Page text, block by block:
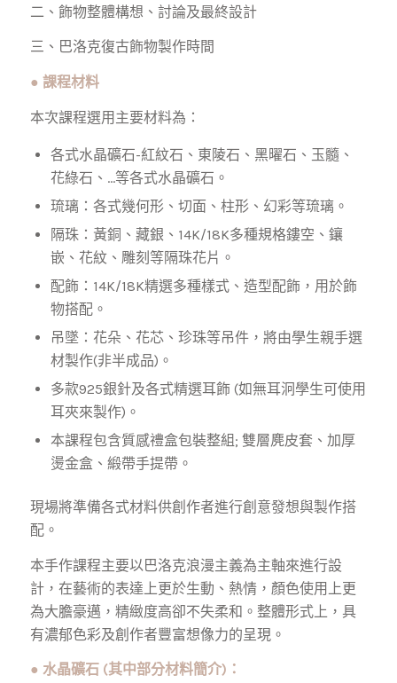
二、飾物整體構想、討論及最終設計
三、巴洛克復古飾物製作時間
● 課程材料
本次課程選用主要材料為：
各式水晶礦石-紅紋石、東陵石、黑曜石、玉髓、
花綠石、…等各式水晶礦石。
琉璃：各式幾何形、切面、柱形、幻彩等琉璃。
隔珠：黃銅、藏銀、14K/18K多種規格鏤空、鑲
嵌、花紋、雕刻等隔珠花片。
配飾：14K/18K精選多種樣式、造型配飾，用於飾
物搭配。
吊墜：花朵、花芯、珍珠等吊件，將由學生親手選
材製作(非半成品)。
多款925銀針及各式精選耳飾 (如無耳泂學生可使用
耳夾來製作)。
本課程包含質感禮盒包裝整組; 雙層麂皮套、加厚
燙金盒、緞帶手提帶。
現場將準備各式材料供創作者進行創意發想與製作搭
配。
本手作課程主要以巴洛克浪漫主義為主軸來進行設
計，在藝術的表達上更於生動、熱情，顏色使用上更
為大膽豪邁，精緻度高卻不失柔和。整體形式上，具
有濃郁色彩及創作者豐富想像力的呈現。
● 水晶礦石 (其中部分材料簡介)：